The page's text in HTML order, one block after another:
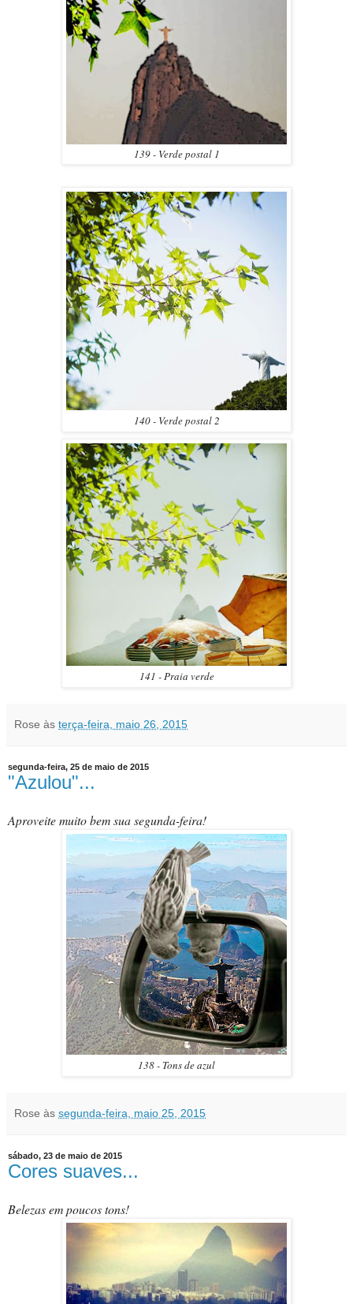
139 - Verde postal 1
140 - Verde postal 2
141 - Praia verde
Rose às terça-feira, maio 26, 2015
segunda-feira, 25 de maio de 2015
"Azulou"...
Aproveite muito bem sua segunda-feira!
138 - Tons de azul
Rose às segunda-feira, maio 25, 2015
sábado, 23 de maio de 2015
Cores suaves...
Belezas em poucos tons!